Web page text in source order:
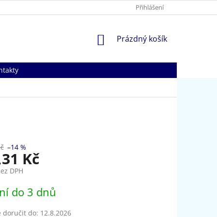
Přihlášení
NÁKUPNÍ
Prázdný košík
–14 %
Kč
DPH
do 3 dnů
doručit do: 12.8.2026